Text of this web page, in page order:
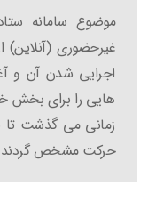
موضوع سامانه
غیرحضوری (آنلاین)
اجرایی شدن آن و
هایی را برای بخش
زمانی می گذشت تا
حرکت مشخص